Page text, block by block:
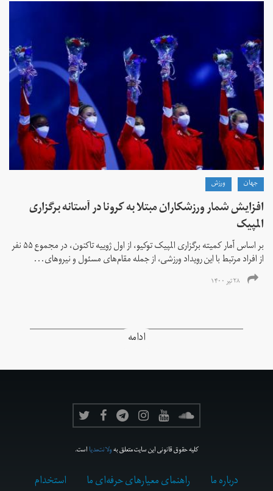
جهان ورزش
افزایش شمار ورزشکاران مبتلا به کرونا در آستانه برگزاری
المپیک
بر اساس آمار کمیته برگزاری المپیک توکیو، از اول ژوییه تاکنون، در مجموع ۵۵ نفر
از افراد مرتبط با این رویداد ورزشی، از جمله مقام‌های مسئول و نیروهای...
۲۸ تیر ۱۴۰۰
ادامه
کلیه حقوق قانونی این سایت متعلق بهولانت‌مدیااست.
درباره ما راهنمای معیارهای حرفه‌ای ما استخدام